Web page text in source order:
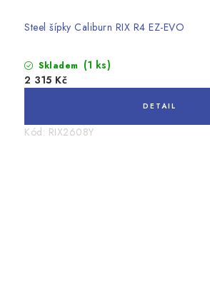
Steel šípky Caliburn RIX R4 EZ-EVO
Skladem (1 ks)
2 315 Kč
Kód: RIX2608Y